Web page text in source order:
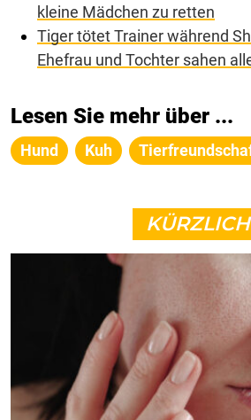
kleine Mädchen zu retten
Tiger tötet Trainer während
Ehefrau und Tochter sahen
Lesen Sie mehr über ...
Hund Kuh
KÜRZLICH